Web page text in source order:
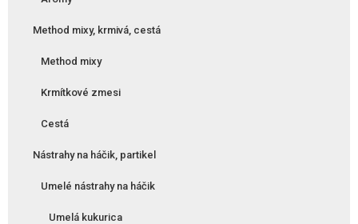
Method mixy, krmivá, cestá
Method mixy
Krmítkové zmesi
Cestá
Nástrahy na háčik, partikel
Umelé nástrahy na háčik
Umelá kukurica